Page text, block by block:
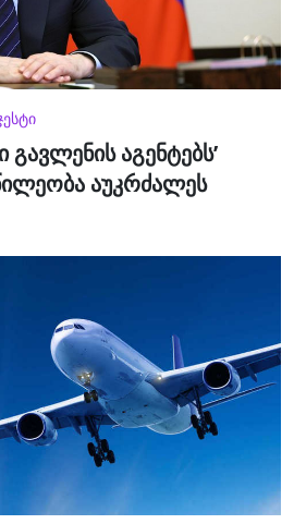
გავლენის აგენტებს’
აუკრძალეს